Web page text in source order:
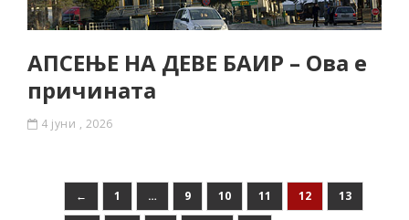
АПСЕЊЕ НА ДЕВЕ БАИР – Ова е
причината
4 јуни , 2026
← 1 … 9 10 11 12 13